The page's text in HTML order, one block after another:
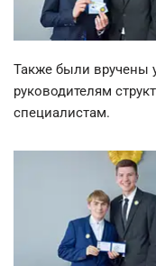
Также были вручены
руководителям
специалистам.